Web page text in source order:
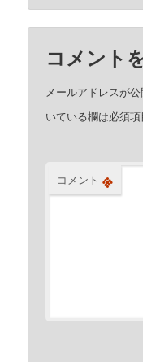
コメント
メールアドレスが
いている欄は必須
コメント ※